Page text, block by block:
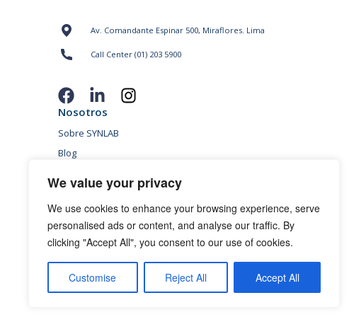
We value your privacy
We use cookies to enhance your browsing experience, serve
personalised ads or content, and analyse our traffic. By
clicking "Accept All", you consent to our use of cookies.
Customise Reject All Accept All
Av. Comandante Espinar 500, Miraflores. Lima
Call Center (01) 203 5900
Nosotros
Sobre SYNLAB
Blog
Conversemos
Políticas “Pagos sin Intereses”
Condiciones promoción para mayores de 65 años
Términos y Condiciones de Campañas
Políticas de privacidad
Política de cookies